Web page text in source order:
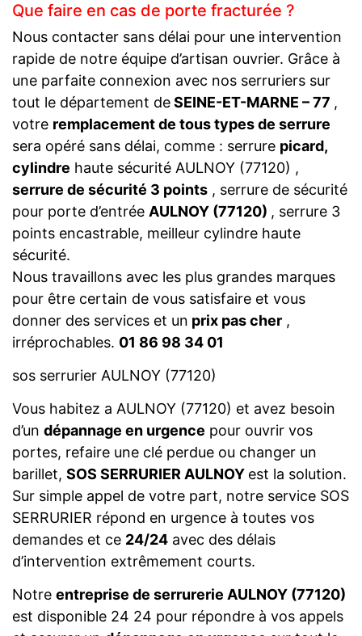
Que faire en cas de porte fracturée ?
Nous contacter sans délai pour une intervention
rapide de notre équipe d’artisan ouvrier. Grâce à
une parfaite connexion avec nos serruriers sur
tout le département deSEINE-ET-MARNE – 77 ,
votre remplacement de tous types de serrure
sera opéré sans délai, comme : serrure picard,
cylindre haute sécurité AULNOY (77120) ,
serrure de sécurité 3 points , serrure de sécurité
pour porte d’entrée AULNOY (77120) , serrure 3
points encastrable, meilleur cylindre haute
sécurité.
Nous travaillons avec les plus grandes marques
pour être certain de vous satisfaire et vous
donner des services et un prix pas cher ,
irréprochables. 01 86 98 34 01
sos serrurier AULNOY (77120)
Vous habitez a AULNOY (77120) et avez besoin
d’un dépannage en urgence pour ouvrir vos
portes, refaire une clé perdue ou changer un
barillet, SOS SERRURIER AULNOY est la solution.
Sur simple appel de votre part, notre service SOS
SERRURIER répond en urgence à toutes vos
demandes et ce 24/24 avec des délais
d’intervention extrêmement courts.
Notre entreprise de serrurerie AULNOY (77120)
est disponible 24 24 pour répondre à vos appels